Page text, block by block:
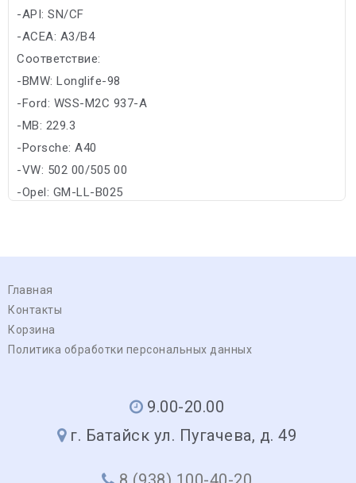
-API: SN/CF
-ACEA: A3/B4
Соответствие:
-BMW: Longlife-98
-Ford: WSS-M2C 937-A
-MB: 229.3
-Porsche: A40
-VW: 502 00/505 00
-Opel: GM-LL-B025
Главная
Контакты
Корзина
Политика обработки персональных данных
9.00-20.00
г. Батайск ул. Пугачева, д. 49